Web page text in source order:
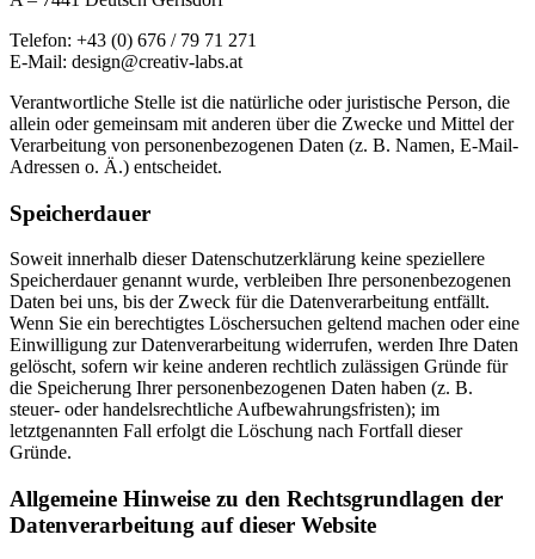
Telefon: +43 (0) 676 / 79 71 271
E-Mail: design@creativ-labs.at
Verantwortliche Stelle ist die natürliche oder juristische Person, die
allein oder gemeinsam mit anderen über die Zwecke und Mittel der
Verarbeitung von personenbezogenen Daten (z. B. Namen, E-Mail-
Adressen o. Ä.) entscheidet.
Speicherdauer
Soweit innerhalb dieser Datenschutzerklärung keine speziellere
Speicherdauer genannt wurde, verbleiben Ihre personenbezogenen
Daten bei uns, bis der Zweck für die Datenverarbeitung entfällt.
Wenn Sie ein berechtigtes Löschersuchen geltend machen oder eine
Einwilligung zur Datenverarbeitung widerrufen, werden Ihre Daten
gelöscht, sofern wir keine anderen rechtlich zulässigen Gründe für
die Speicherung Ihrer personenbezogenen Daten haben (z. B.
steuer- oder handelsrechtliche Aufbewahrungsfristen); im
letztgenannten Fall erfolgt die Löschung nach Fortfall dieser
Gründe.
Allgemeine Hinweise zu den Rechtsgrundlagen der
Datenverarbeitung auf dieser Website